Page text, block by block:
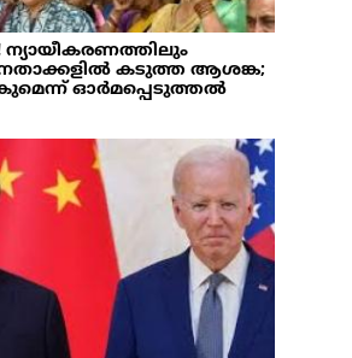
ന്യായീകരണത്തിലും
കടുത്ത ആശങ്ക;
ഓർമപ്പെടുത്തൽ